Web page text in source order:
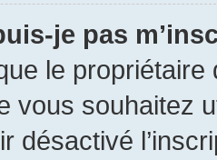
je pas
le
vous souhaitez
désactivé